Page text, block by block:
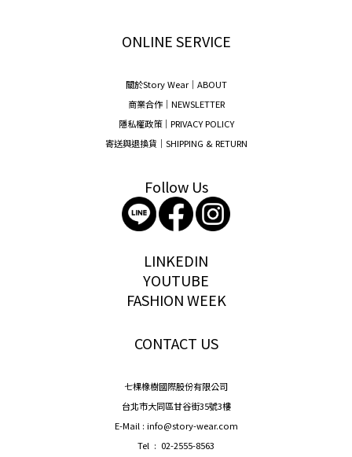
ONLINE SERVICE
關於Story Wear｜ABOUT
商業合作｜NEWSLETTER
隱私權政策｜PRIVACY POLICY
寄送與退換貨｜SHIPPING & RETURN
Follow Us
LINKEDIN
YOUTUBE
FASHION WEEK
CONTACT US
七棵橡樹國際股份有限公司
台北市大同區甘谷街35號3樓
E-Mail : info@story-wear.com
Tel : 02-2555-8563